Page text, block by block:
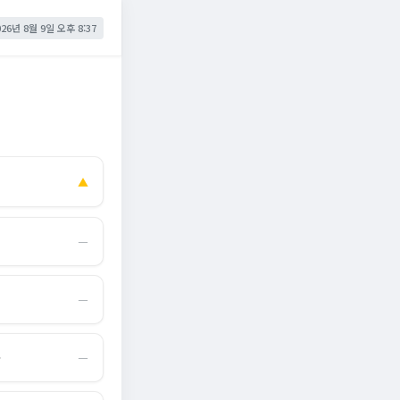
년 8월 9일 오후 8:37
▲
―
―
―